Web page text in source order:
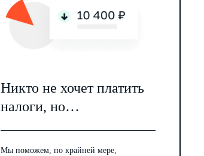
Никто не хочет платить
налоги, но…
Мы поможем, по крайней мере,